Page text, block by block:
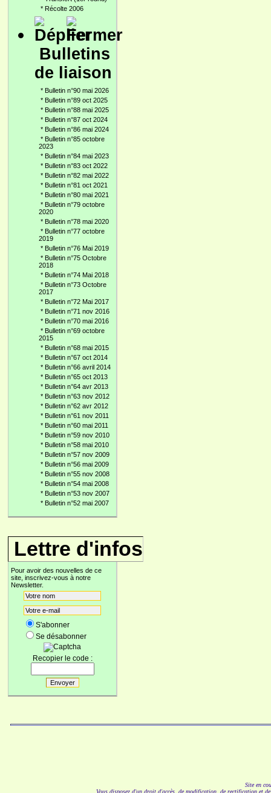
* Récolte 2006
Bulletins
de liaison
* Bulletin n°90 mai 2026
* Bulletin n°89 oct 2025
* Bulletin n°88 mai 2025
* Bulletin n°87 oct 2024
* Bulletin n°86 mai 2024
* Bulletin n°85 octobre
2023
* Bulletin n°84 mai 2023
* Bulletin n°83 oct 2022
* Bulletin n°82 mai 2022
* Bulletin n°81 oct 2021
* Bulletin n°80 mai 2021
* Bulletin n°79 octobre
2020
* Bulletin n°78 mai 2020
* Bulletin n°77 octobre
2019
* Bulletin n°76 Mai 2019
* Bulletin n°75 Octobre
2018
* Bulletin n°74 Mai 2018
* Bulletin n°73 Octobre
2017
* Bulletin n°72 Mai 2017
* Bulletin n°71 nov 2016
* Bulletin n°70 mai 2016
* Bulletin n°69 octobre
2015
* Bulletin n°68 mai 2015
* Bulletin n°67 oct 2014
* Bulletin n°66 avril 2014
* Bulletin n°65 oct 2013
* Bulletin n°64 avr 2013
* Bulletin n°63 nov 2012
* Bulletin n°62 avr 2012
* Bulletin n°61 nov 2011
* Bulletin n°60 mai 2011
* Bulletin n°59 nov 2010
* Bulletin n°58 mai 2010
* Bulletin n°57 nov 2009
* Bulletin n°56 mai 2009
* Bulletin n°55 nov 2008
* Bulletin n°54 mai 2008
* Bulletin n°53 nov 2007
* Bulletin n°52 mai 2007
Lettre d'infos
Pour avoir des nouvelles de ce
site, inscrivez-vous à notre
Newsletter.
S'abonner
Se désabonner
Recopier le code :
Site en
Vous disposez d'un droit d'accès, de modification, de rectification et